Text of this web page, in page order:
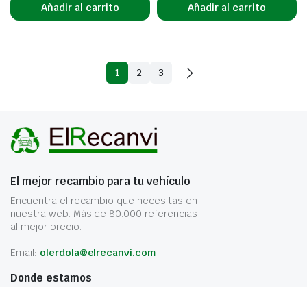
Añadir al carrito Añadir al carrito
1 2 3
El mejor recambio para tu vehículo
Encuentra el recambio que necesitas en
nuestra web. Más de 80.000 referencias
al mejor precio.
Email: olerdola@elrecanvi.com
Donde estamos